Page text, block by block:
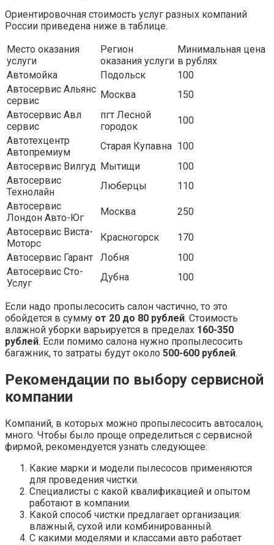
Ориентировочная стоимость услуг разных компаний
России приведена ниже в таблице.
Место оказания
услуги
Регион
оказания услуги
Минимальная цена
в рублях
Автомойка
Подольск
100
Автосервис Альянс
сервис
Москва
150
Автосервис Авл
сервис
пгт Лесной
городок
100
Автотехцентр
Автопремиум
Старая Купавна 100
Автосервис Вилгуд Мытищи
100
Автосервис
Технолайн
Люберцы
110
Автосервис
Лондон Авто-Юг
Москва
250
Автосервис Виста-
Моторс
Красногорск
170
Автосервис Гарант
Лобня
100
Автосервис Сто-
Услуг
Дубна 100
Если надо пропылесосить салон частично, то это
обойдется в сумму от 20 до 80 рублей. Стоимость
влажной уборки варьируется в пределах 160-350
рублей. Если помимо салона нужно пропылесосить
багажник, то затраты будут около 500-600 рублей.
Рекомендации по выбору сервисной
компании
Компаний, в которых можно пропылесосить автосалон,
много. Чтобы было проще определиться с сервисной
фирмой, рекомендуется узнать следующее:
Какие марки и модели пылесосов применяются
для проведения чистки.
Специалисты с какой квалификацией и опытом
работают в компании.
Какой способ чистки предлагает организация:
влажный, сухой или комбинированный.
С какими моделями и классами авто работает